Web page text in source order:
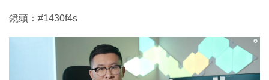
鏡頭：#1430f4s